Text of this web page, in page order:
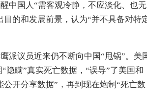
国人“需客观冷静，不应淡化、也无
的和发展前景，认为“并不具备对特
议员近来仍不断向中国“甩锅”。美
隐瞒”真实死亡数据，“误导”了美国和
开分享数据”，再到现在炮制“死亡数